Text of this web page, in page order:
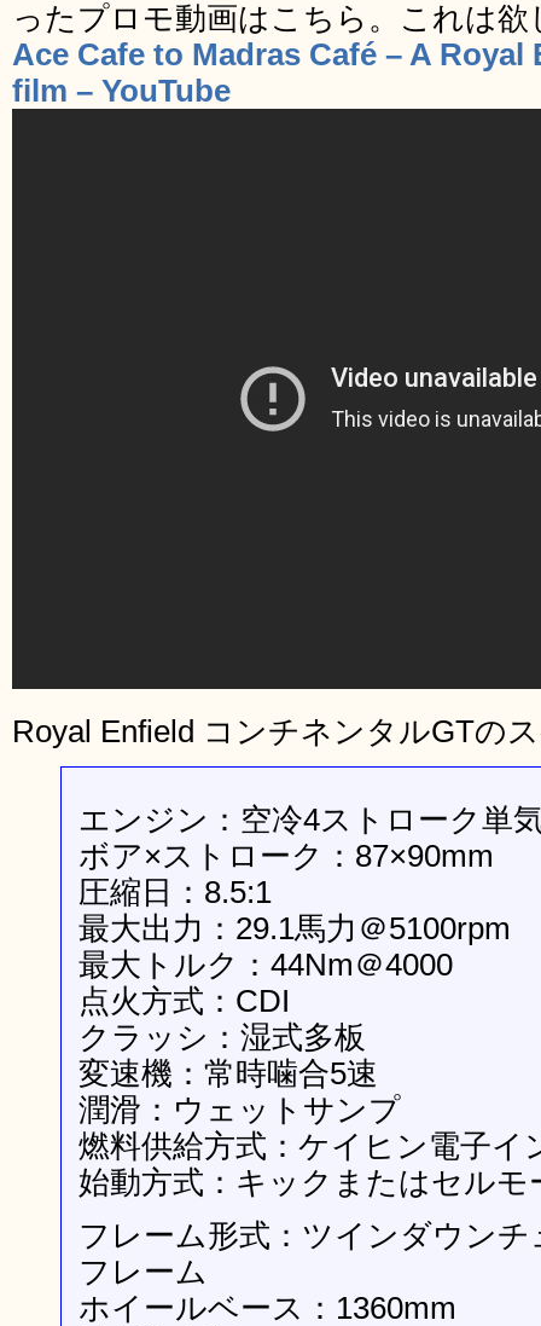
ったプロモ動画はこちら。これは
Ace Cafe to Madras Café – A
film – YouTube
Royal Enfield コンチネンタルGTの
エンジン：空冷4ストローク単
ボア×ストローク：87×90mm
圧縮日：8.5:1
最大出力：29.1馬力＠5100rpm
最大トルク：44Nm＠4000
点火方式：CDI
クラッシ：湿式多板
変速機：常時噛合5速
潤滑：ウェットサンプ
燃料供給方式：ケイヒン電子イ
始動方式：キックまたはセルモ
フレーム形式：ツインダウン
フレーム
ホイールベース：1360mm